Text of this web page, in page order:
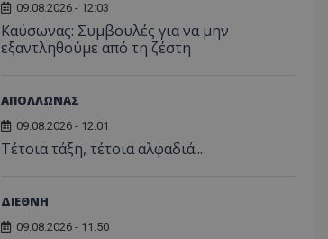
09.08.2026 - 12:03
Kαύσωνας: Συμβουλές για να μην
εξαντληθούμε από τη ζέστη
ΑΠΟΛΛΩΝΑΣ
09.08.2026 - 12:01
Τέτοια τάξη, τέτοια αλφαδιά...
ΔΙΕΘΝΗ
09.08.2026 - 11:50